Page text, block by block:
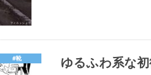
#靴 ゆるふわ系な